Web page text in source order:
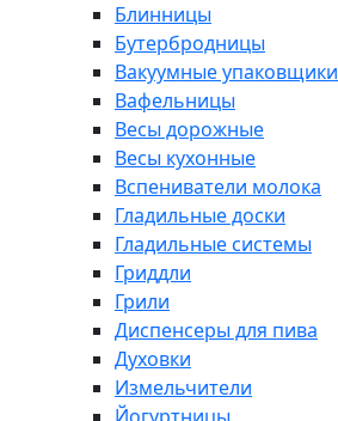
Блинницы
Бутербродницы
Вакуумные упаковщики
Вафельницы
Весы дорожные
Весы кухонные
Вспениватели молока
Гладильные доски
Гладильные системы
Гриддли
Грили
Диспенсеры для пива
Духовки
Измельчители